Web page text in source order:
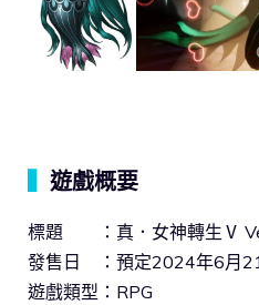
遊戲概要
標題 ：真．女神轉生Ⅴ
發售日 ：預定2024年6月
遊戲類型：RPG